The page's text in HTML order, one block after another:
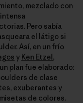
mezclado con
Pero sabía
el látigo si
Así, en un frío
y Ken Etzel,
plan fue elaborado:
de clase
exuberantes y
de colores.